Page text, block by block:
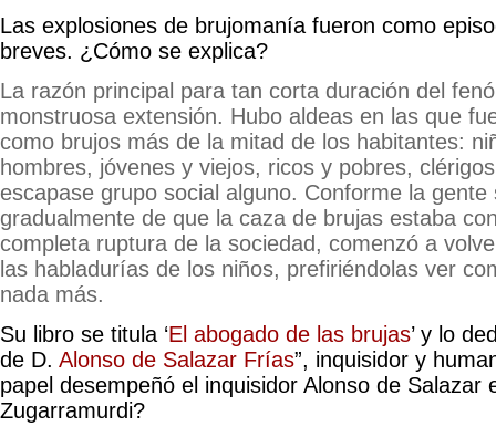
Las explosiones de brujomanía fueron como
breves. ¿Cómo se explica?
La razón principal para tan corta duración del
monstruosa extensión. Hubo aldeas en las que
como brujos más de la mitad de los habitantes:
hombres, jóvenes y viejos, ricos y pobres,
escapase grupo social alguno. Conforme la gente
gradualmente de que la caza de brujas estaba
completa ruptura de la sociedad, comenzó a
las habladurías de los niños, prefiriéndolas ver
nada más.
Su libro se titula ‘El abogado de las brujas’ y lo
de D. Alonso de Salazar Frías”, inquisidor y
papel desempeñó el inquisidor Alonso de Salazar
Zugarramurdi?